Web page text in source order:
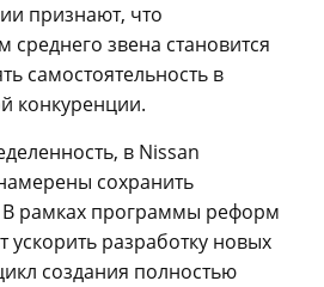
признают, что
среднего звена становится
самостоятельность в
конкуренции.
в Nissan
сохранить
В рамках программы реформ
ускорить разработку новых
создания полностью